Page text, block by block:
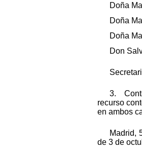
Doña
Doña
Doña
Don
3.
recurso
en ambos
Madrid,
de 3 de